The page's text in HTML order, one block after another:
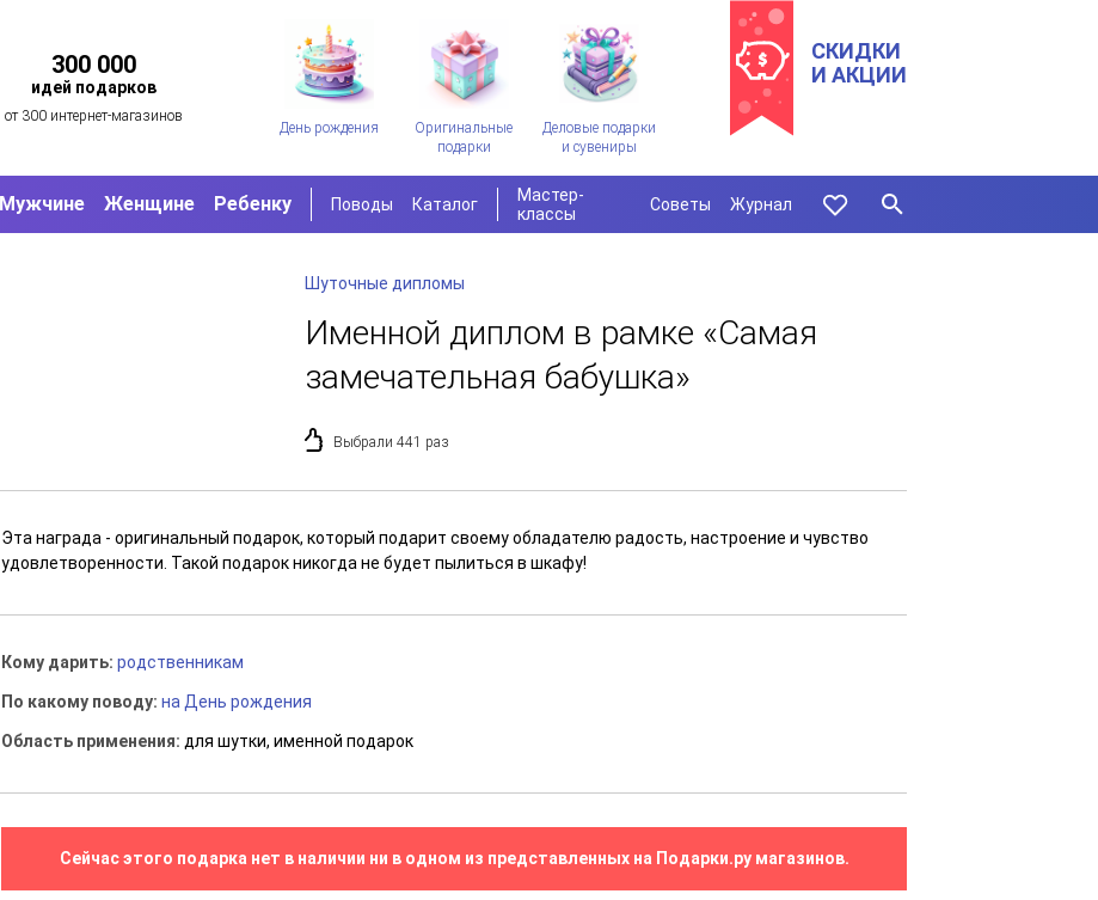
300 000
идей подарков
от 300 интернет-магазинов
День рождения
Оригинальные
подарки
Деловые подарки
и сувениры
СКИДКИ
И АКЦИИ
Мужчине Женщине Ребенку Поводы Каталог
Мастер-
классы
Советы Журнал
Шуточные дипломы
Именной диплом в рамке «Самая
замечательная бабушка»
Выбрали 441 раз
Эта награда - оригинальный подарок, который подарит своему обладателю радость, настроение и чувство
удовлетворенности. Такой подарок никогда не будет пылиться в шкафу!
Кому дарить:родственникам
По какому поводу:на День рождения
Область применения:для шутки, именной подарок
Сейчас этого подарка нет в наличии ни в одном из представленных на Подарки.ру магазинов.